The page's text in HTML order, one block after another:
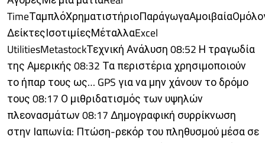
ΔείκτεςΙσοτιμίεςΜέταλλαExcel
UtilitiesMetastockΤεχνική Ανάλυση 08:52 Η τραγωδία
της Αμερικής 08:32 Τα περιστέρια χρησιμοποιούν
το ήπαρ τους ως… GPS για να μην χάνουν το δρόμο
τους 08:17 Ο μιθριδατισμός των υψηλών
πλεονασμάτων 08:17 Δημογραφική συρρίκνωση
στην Ιαπωνία: Πτώση-ρεκόρ του πληθυσμού μέσα σε